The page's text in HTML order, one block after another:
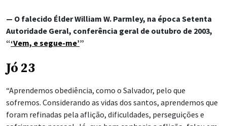
— O falecido Élder William W. Parmley, na época Setenta
Autoridade Geral, conferência geral de outubro de 2003,
“‘Vem, e segue-me’”
Jó 23
“Aprendemos obediência, como o Salvador, pelo que
sofremos. Considerando as vidas dos santos, aprendemos que
foram refinadas pela aflição, dificuldades, perseguições e